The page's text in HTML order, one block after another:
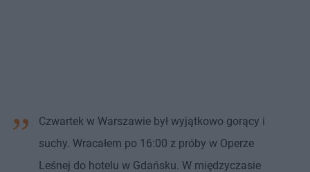
Czwartek w Warszawie był wyjątkowo gorący i
suchy. Wracałem po 16:00 z próby w Operze
Leśnej do hotelu w Gdańsku. W międzyczasie